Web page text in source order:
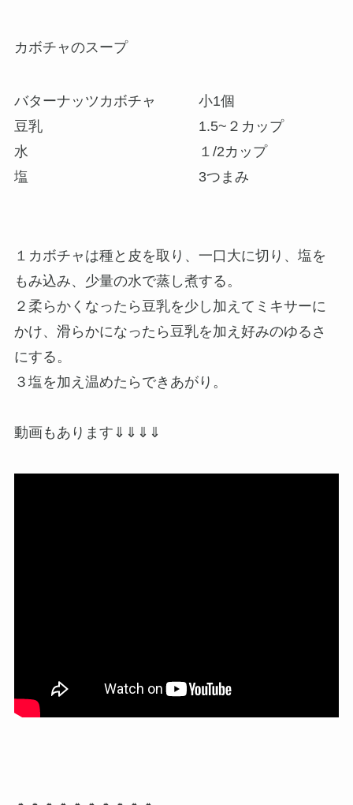
カボチャのスープ
バターナッツカボチャ 小1個
豆乳 1.5~２カップ
水 １/2カップ
塩 3つまみ
１カボチャは種と皮を取り、一口大に切り、塩を
もみ込み、少量の水で蒸し煮する。
２柔らかくなったら豆乳を少し加えてミキサーに
かけ、滑らかになったら豆乳を加え好みのゆるさ
にする。
３塩を加え温めたらできあがり。
動画もあります⇓⇓⇓⇓